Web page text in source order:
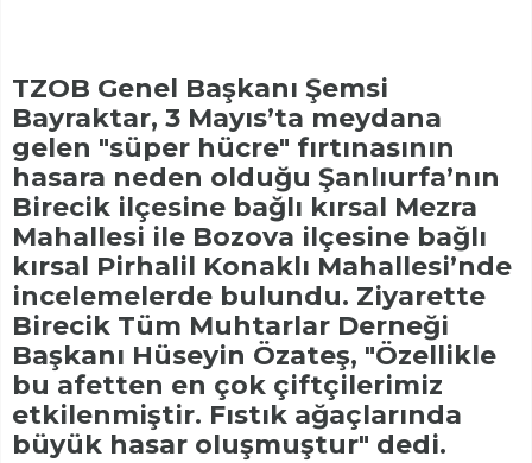
TZOB Genel Başkanı Şemsi
Bayraktar, 3 Mayıs’ta meydana
gelen "süper hücre" fırtınasının
hasara neden olduğu Şanlıurfa’nın
Birecik ilçesine bağlı kırsal Mezra
Mahallesi ile Bozova ilçesine bağlı
kırsal Pirhalil Konaklı Mahallesi’nde
incelemelerde bulundu. Ziyarette
Birecik Tüm Muhtarlar Derneği
Başkanı Hüseyin Özateş, "Özellikle
bu afetten en çok çiftçilerimiz
etkilenmiştir. Fıstık ağaçlarında
büyük hasar oluşmuştur" dedi.